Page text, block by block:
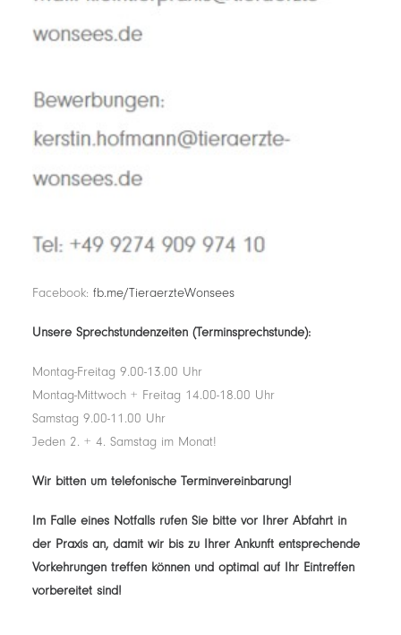
Facebook: fb.me/TieraerzteWonsees
Unsere Sprechstundenzeiten (Terminsprechstunde):
Montag-Freitag 9.00-13.00 Uhr
Montag-Mittwoch + Freitag 14.00-18.00 Uhr
Samstag 9.00-11.00 Uhr
Jeden 2. + 4. Samstag im Monat!
Wir bitten um telefonische Terminvereinbarung!
Im Falle eines Notfalls rufen Sie bitte vor Ihrer Abfahrt in
der Praxis an, damit wir bis zu Ihrer Ankunft entsprechende
Vorkehrungen treffen können und optimal auf Ihr Eintreffen
vorbereitet sind!